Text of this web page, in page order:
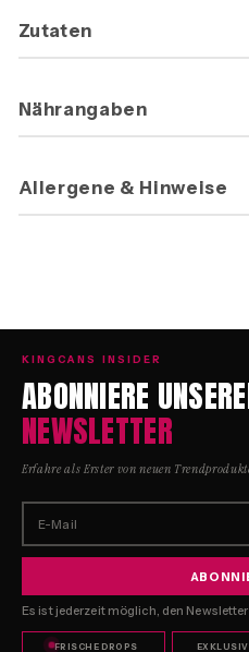
Zutaten
Nährangaben
Allergene & Hinweise
KINGCANS INSIDER
ABONNIERE
NEWSLETTER
Erfahre als Erster von neuen
E-Mail
Es ist jederzeit möglich, den
FRISCHE DROPS